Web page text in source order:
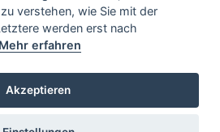
TV
verstehen, wie Sie mit der
werden erst nach
Mehr erfahren
Akzeptieren